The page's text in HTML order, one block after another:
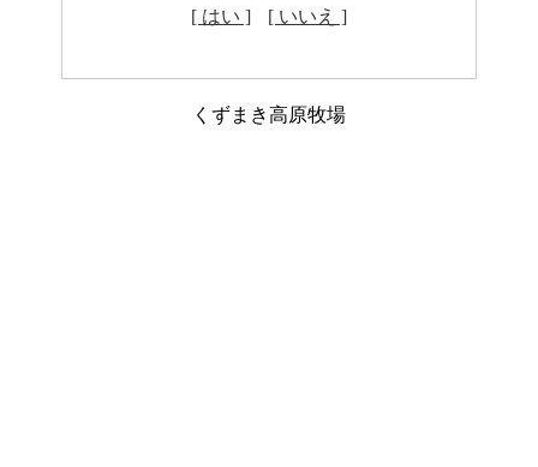
[ はい ] [ いいえ ]
くずまき高原牧場